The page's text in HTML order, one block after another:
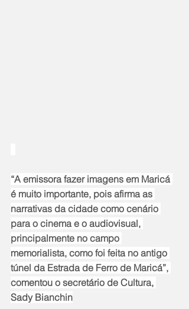
“A emissora fazer imagens em Maricá
é muito importante, pois afirma as
narrativas da cidade como cenário
para o cinema e o audiovisual,
principalmente no campo
memorialista, como foi feita no antigo
túnel da Estrada de Ferro de Maricá”,
comentou o secretário de Cultura,
Sady Bianchin